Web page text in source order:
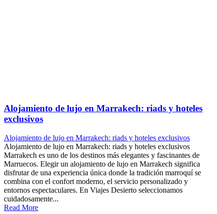
Alojamiento de lujo en Marrakech: riads y hoteles
exclusivos
Alojamiento de lujo en Marrakech: riads y hoteles exclusivos
Alojamiento de lujo en Marrakech: riads y hoteles exclusivos
Marrakech es uno de los destinos más elegantes y fascinantes de
Marruecos. Elegir un alojamiento de lujo en Marrakech significa
disfrutar de una experiencia única donde la tradición marroquí se
combina con el confort moderno, el servicio personalizado y
entornos espectaculares. En Viajes Desierto seleccionamos
cuidadosamente...
Read More